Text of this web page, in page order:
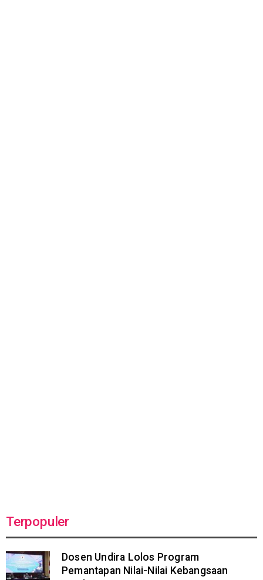
Terpopuler
Dosen Undira Lolos Program
Pemantapan Nilai-Nilai Kebangsaan